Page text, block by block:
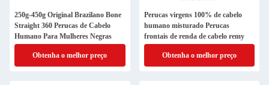
250g-450g Original Brazilano Bone
Straight 360 Perucas de Cabelo
Humano Para Mulheres Negras
Obtenha o melhor preço
Perucas virgens 100% de cabelo
humano misturado Perucas
frontais de renda de cabelo remy
Obtenha o melhor preço